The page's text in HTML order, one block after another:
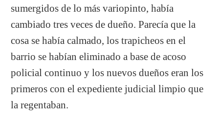
sumergidos de lo más variopinto, había
cambiado tres veces de dueño. Parecía que la
cosa se había calmado, los trapicheos en el
barrio se habían eliminado a base de acoso
policial continuo y los nuevos dueños eran los
primeros con el expediente judicial limpio que
la regentaban.